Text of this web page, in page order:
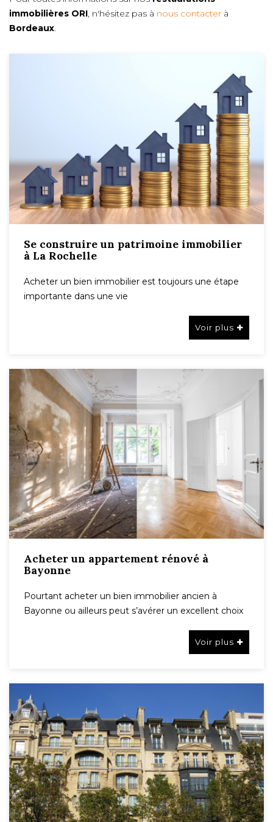
immobilières ORI, n'hésitez pas à nous contacter à
Bordeaux.
Se construire un patrimoine immobilier
à La Rochelle
Acheter un bien immobilier est toujours une étape
importante dans une vie
Voir plus
Acheter un appartement rénové à
Bayonne
Pourtant acheter un bien immobilier ancien à
Bayonne ou ailleurs peut s’avérer un excellent choix
Voir plus